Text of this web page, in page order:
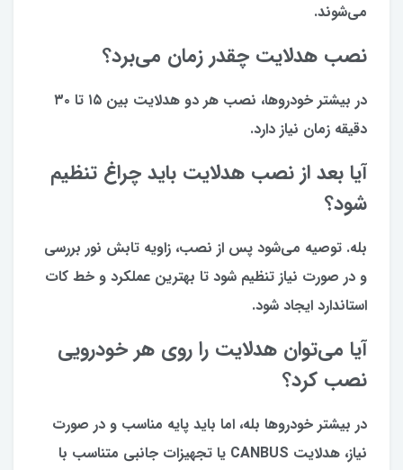
می‌شوند.
نصب هدلایت چقدر زمان می‌برد؟
در بیشتر خودروها، نصب هر دو هدلایت بین ۱۵ تا ۳۰
دقیقه زمان نیاز دارد.
آیا بعد از نصب هدلایت باید چراغ تنظیم
شود؟
بله. توصیه می‌شود پس از نصب، زاویه تابش نور بررسی
و در صورت نیاز تنظیم شود تا بهترین عملکرد و خط کات
استاندارد ایجاد شود.
آیا می‌توان هدلایت را روی هر خودرویی
نصب کرد؟
در بیشتر خودروها بله، اما باید پایه مناسب و در صورت
نیاز، هدلایت CANBUS یا تجهیزات جانبی متناسب با